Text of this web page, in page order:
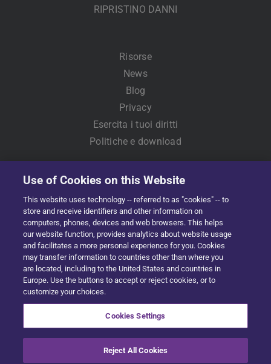
RIPRISTINO DANNI
Risorse
News
Blog
Privacy
Esercita i tuoi diritti
Politiche e download
Copyright © 2022 Solera | All Rights Reserved
Facebook
X LinkedInYouTubeInstagram
Deutsch(Tedesco) Italiano
Use of Cookies on this Website
This website uses technology -- referred to as "cookies" -- to
store and receive identifiers and other information on
computers, phones, devices and web browsers. This helps
our website function, provides analytics about website usage
and facilitates a more personal experience for you. Cookies
may transfer information to countries other than where you
are located, including to the United States and countries in
Europe. Use the buttons to accept or reject cookies, or to
customize your choices.
Cookies Settings
Reject All Cookies